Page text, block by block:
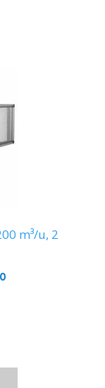
m³/u, 2